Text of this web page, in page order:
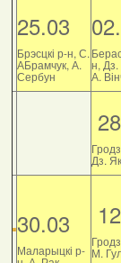
25.03
Брэсцкі р-н, С.
АБрамчук, А.
Сербун
н, Дз.
А.
Дз.
30.03
Маларыцкі р- М.